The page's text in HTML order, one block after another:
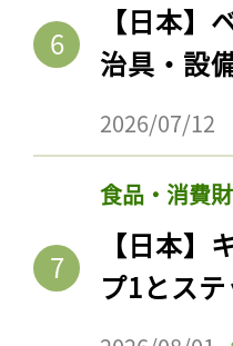
【日本
治具・設
2026/07/12
食品・消費
【日本
プ1とス